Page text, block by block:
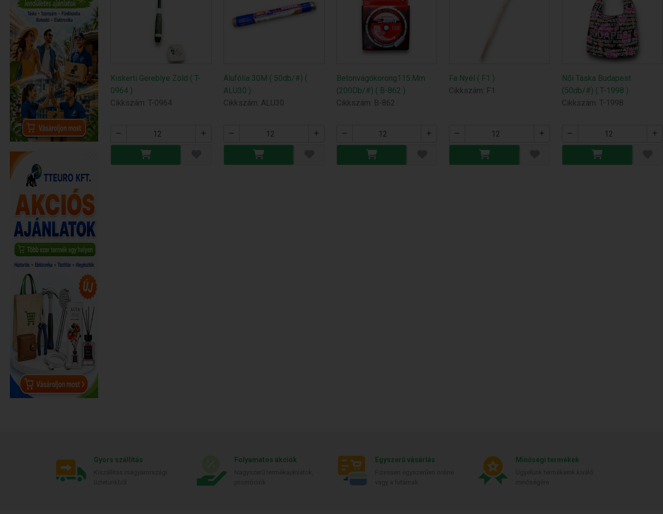
Kiskerti Gereblye Zöld ( T-
0964 )
Cikkszám: T-0964
Alufólia 30M ( 50db/#) (
ALU30 )
Cikkszám: ALU30
Betonvágókorong115.Mm
(200Db/#) ( B-862 )
Cikkszám: B-862
Fa Nyél ( F1 )
Cikkszám: F1
Női Táska Budapest
(50db/#) ( T-1998 )
Cikkszám: T-1998
Gyors szállítás Folyamatos akciók Egyszerű vásárlás Minőségi termékek